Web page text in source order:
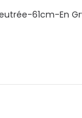
61cm-En